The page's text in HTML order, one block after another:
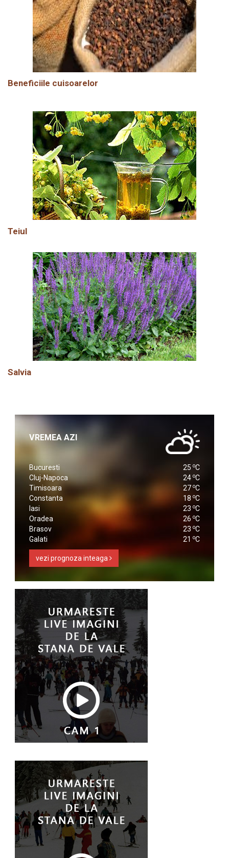
Beneficiile cuisoarelor
Teiul
Salvia
VREMEA AZI
Bucuresti 25 oC
Cluj-Napoca
24 oC
Timisoara
27 oC
Constanta
18 oC
Iasi
23 oC
Oradea
26 oC
Brasov
23 oC
Galati
21 oC
vezi prognoza inteaga